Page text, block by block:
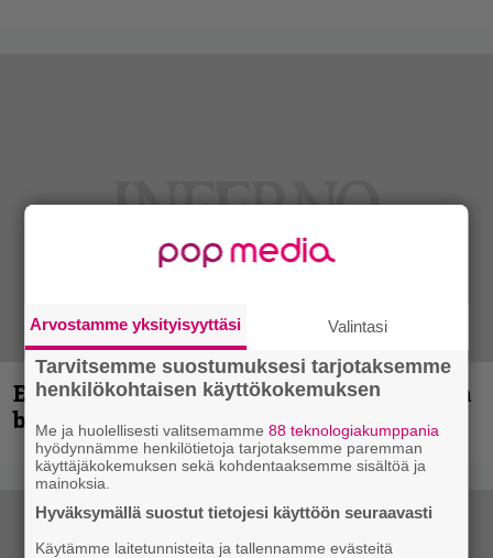
Espoon syyskuu käynnistyy kotimaisen
black metalin merkeissä
Arvostamme yksityisyyttäsi Valintasi
Tarvitsemme suostumuksesi tarjotaksemme
henkilökohtaisen käyttökokemuksen
Me ja huolellisesti valitsemamme88 teknologiakumppania
hyödynnämme henkilötietoja tarjotaksemme paremman
käyttäjäkokemuksen sekä kohdentaaksemme sisältöä ja
mainoksia.
Hyväksymällä suostut tietojesi käyttöön seuraavasti
Käytämme laitetunnisteita ja tallennamme evästeitä